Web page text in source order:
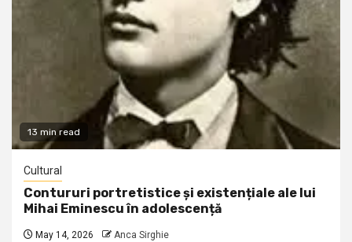
13 min read
Cultural
Contururi portretistice și existențiale ale lui
Mihai Eminescu în adolescență
May 14, 2026 Anca Sirghie